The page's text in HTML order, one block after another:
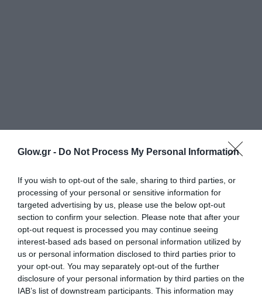
Glow.gr - Do Not Process My Personal Information
If you wish to opt-out of the sale, sharing to third parties, or
processing of your personal or sensitive information for
targeted advertising by us, please use the below opt-out
section to confirm your selection. Please note that after your
opt-out request is processed you may continue seeing
interest-based ads based on personal information utilized by
us or personal information disclosed to third parties prior to
your opt-out. You may separately opt-out of the further
disclosure of your personal information by third parties on the
IAB’s list of downstream participants. This information may